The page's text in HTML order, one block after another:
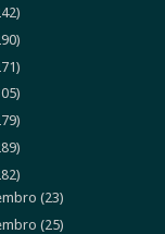
(23)
(25)